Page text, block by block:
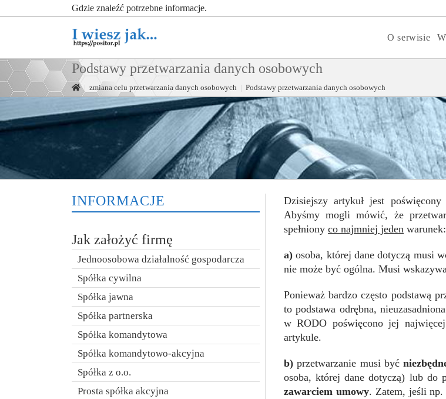
Gdzie znaleźć potrzebne informacje.
O serwisie
Podstawy przetwarzania danych osobowych
| zmiana celu przetwarzania danych osobowych | Podstawy przetwarzania danych osobowych
Dzisiejszy artykuł jest
Abyśmy mogli mówić, że
spełniony co najmniej jeden warunek:
a) osoba, której dane dotyczą musi
nie może być ogólna. Musi
Ponieważ bardzo często podstawą
to podstawa odrębna,
w RODO poświęcono jej
artykule.
b) przetwarzanie musi być
osoba, której dane dotyczą) lub do
zawarciem umowy. Zatem, jeśli np.
INFORMACJE
Jak założyć firmę
Jednoosobowa działalność gospodarcza
Spółka cywilna
Spółka jawna
Spółka partnerska
Spółka komandytowa
Spółka komandytowo-akcyjna
Spółka z o.o.
Prosta spółka akcyjna